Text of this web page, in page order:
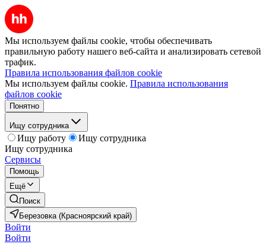
Мы используем файлы cookie, чтобы обеспечивать
правильную работу нашего веб-сайта и анализировать сетевой
трафик.
Правила использования файлов cookie
Мы используем файлы cookie. Правила использования
файлов cookie
Понятно
Ищу сотрудника
Ищу работу
Ищу сотрудника
Ищу сотрудника
Сервисы
Помощь
Ещё
Поиск
Березовка (Красноярский край)
Войти
Войти